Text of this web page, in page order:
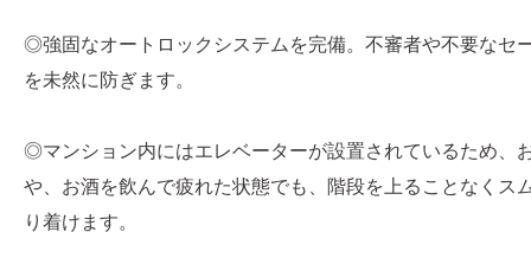
◎強固なオートロックシステムを完備。不審者や不要なセ
を未然に防ぎます。
◎マンション内にはエレベーターが設置されているため、
や、お酒を飲んで疲れた状態でも、階段を上ることなくス
り着けます。